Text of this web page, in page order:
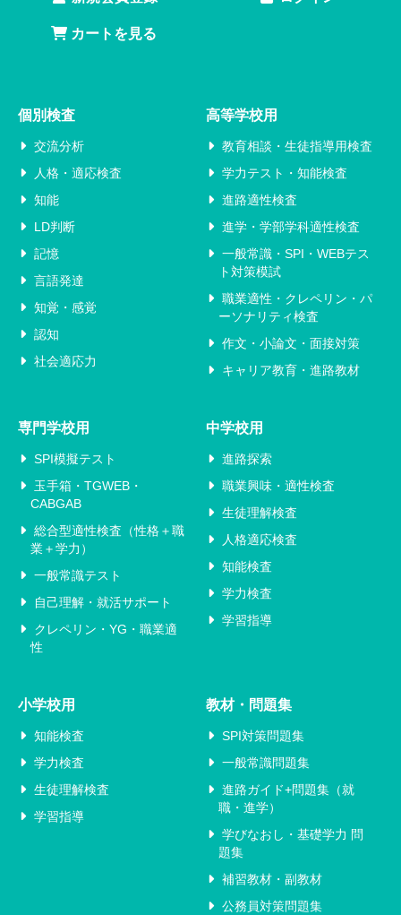
カートを見る
個別検査
交流分析
人格・適応検査
知能
LD判断
記憶
言語発達
知覚・感覚
認知
社会適応力
高等学校用
教育相談・生徒指導用検査
学力テスト・知能検査
進路適性検査
進学・学部学科適性検査
一般常識・SPI・WEBテス
ト対策模試
職業適性・クレペリン・パ
ーソナリティ検査
作文・小論文・面接対策
キャリア教育・進路教材
専門学校用
SPI模擬テスト
玉手箱・TGWEB・
CABGAB
総合型適性検査（性格＋職
業＋学力）
一般常識テスト
自己理解・就活サポート
クレペリン・YG・職業適
性
中学校用
進路探索
職業興味・適性検査
生徒理解検査
人格適応検査
知能検査
学力検査
学習指導
小学校用
知能検査
学力検査
生徒理解検査
学習指導
教材・問題集
SPI対策問題集
一般常識問題集
進路ガイド+問題集（就
職・進学）
学びなおし・基礎学力 問
題集
補習教材・副教材
公務員対策問題集